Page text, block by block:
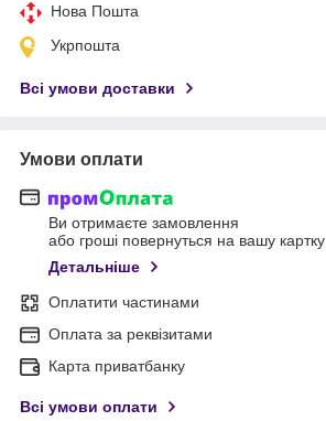
Нова Пошта
Укрпошта
Всі умови доставки
Умови оплати
Ви отримаєте замовлення
або гроші повернуться на вашу картку
Детальніше
Оплатити частинами
Оплата за реквізитами
Карта приватбанку
Всі умови оплати